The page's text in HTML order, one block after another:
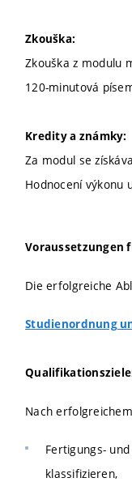
Zkouška:
Zkouška z modulu
120-minutová
Kredity a známky:
Za modul se
Hodnocení výkonu
Voraussetzungen
Die erfolgreiche
Studienordnung
Nach
Fertigungs-
klassifizieren,